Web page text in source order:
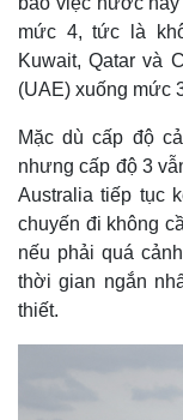
d
8
.
9
4
mức 4, tức là
Kuwait, Qatar và
(UAE) xuống mức
Mặc dù cấp độ
nhưng cấp độ 3
Australia tiếp tục
chuyến đi không
nếu phải quá
thời gian ngắn
thiết.